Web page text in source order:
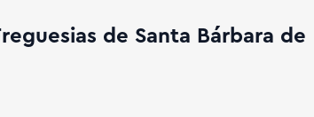
de Santa Bárbara de